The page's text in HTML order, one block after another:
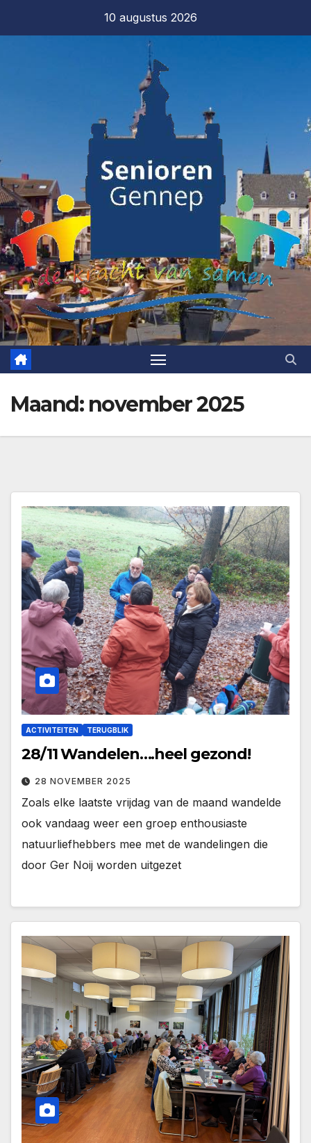
10 augustus 2026
Maand: november 2025
ACTIVITEITEN TERUGBLIK
28/11 Wandelen….heel gezond!
28 NOVEMBER 2025
Zoals elke laatste vrijdag van de maand wandelde
ook vandaag weer een groep enthousiaste
natuurliefhebbers mee met de wandelingen die
door Ger Noij worden uitgezet